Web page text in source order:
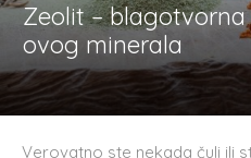
Zeolit –
ovog minerala
Verovatno ste nekada čuli ili